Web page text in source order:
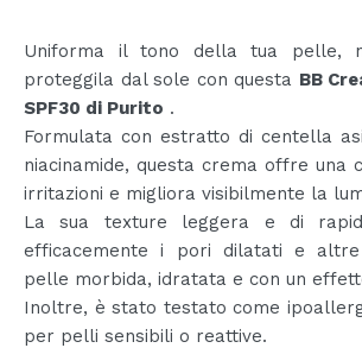
Uniforma il tono della tua pelle,
proteggila dal sole con questa BB
SPF30 di Purito .
Formulata con estratto di centella
niacinamide, questa crema offre una
irritazioni e migliora visibilmente la
La sua texture leggera e di
efficacemente i pori dilatati e altre
pelle morbida, idratata e con un
Inoltre, è stato testato come
per pelli sensibili o reattive.